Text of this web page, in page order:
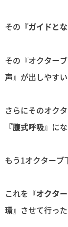
その 『ガイドと
その『オクター
声』 が出しやす
さらにそのオク
『腹式呼吸』 に
もう1オクターブ
これを 『オクタ
環』 させて行っ